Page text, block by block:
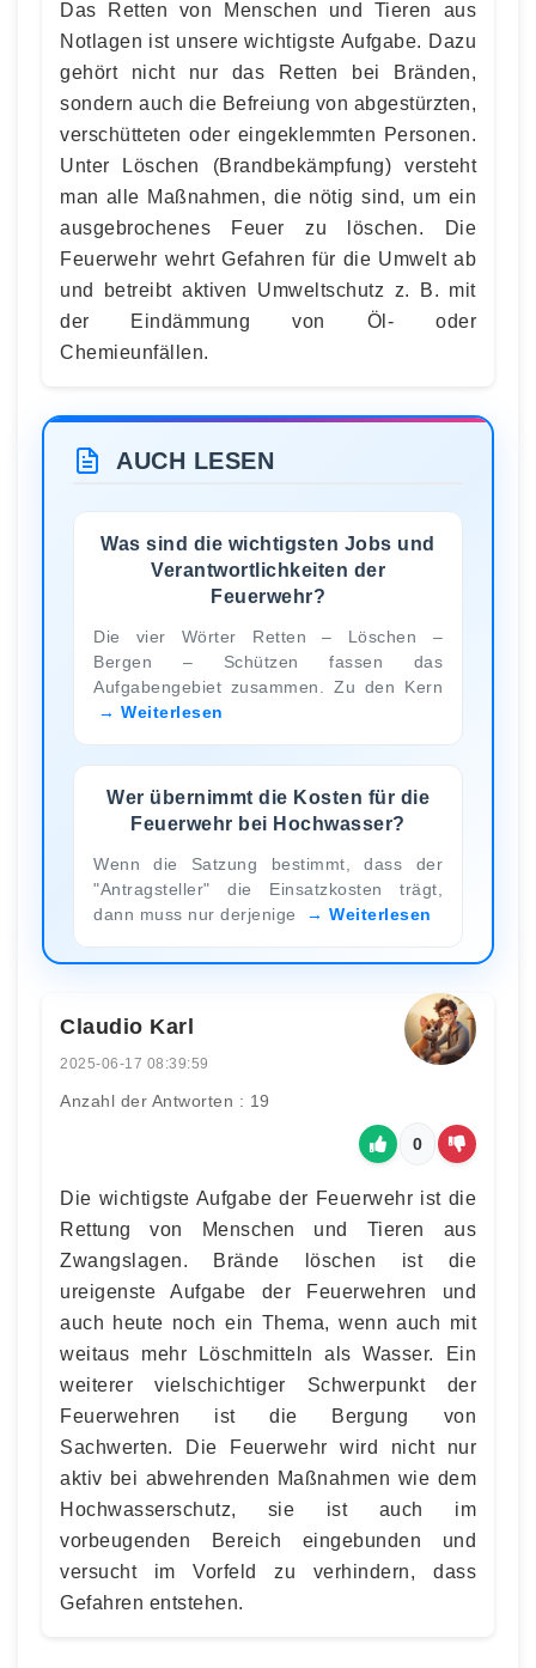
Das Retten von Menschen und Tieren aus
Notlagen ist unsere wichtigste Aufgabe. Dazu
gehört nicht nur das Retten bei Bränden,
sondern auch die Befreiung von abgestürzten,
verschütteten oder eingeklemmten Personen.
Unter Löschen (Brandbekämpfung) versteht
man alle Maßnahmen, die nötig sind, um ein
ausgebrochenes Feuer zu löschen. Die
Feuerwehr wehrt Gefahren für die Umwelt ab
und betreibt aktiven Umweltschutz z. B. mit
der Eindämmung von Öl- oder
Chemieunfällen.
AUCH LESEN
Was sind die wichtigsten Jobs und
Verantwortlichkeiten der
Feuerwehr?
Die vier Wörter Retten – Löschen –
Bergen – Schützen fassen das
Aufgabengebiet zusammen. Zu den Kern
Weiterlesen
Wer übernimmt die Kosten für die
Feuerwehr bei Hochwasser?
Wenn die Satzung bestimmt, dass der
"Antragsteller" die Einsatzkosten trägt,
dann muss nur derjenige
Weiterlesen
Claudio Karl
2025-06-17 08:39:59
Anzahl der Antworten : 19
0
Die wichtigste Aufgabe der Feuerwehr ist die
Rettung von Menschen und Tieren aus
Zwangslagen. Brände löschen ist die
ureigenste Aufgabe der Feuerwehren und
auch heute noch ein Thema, wenn auch mit
weitaus mehr Löschmitteln als Wasser. Ein
weiterer vielschichtiger Schwerpunkt der
Feuerwehren ist die Bergung von
Sachwerten. Die Feuerwehr wird nicht nur
aktiv bei abwehrenden Maßnahmen wie dem
Hochwasserschutz, sie ist auch im
vorbeugenden Bereich eingebunden und
versucht im Vorfeld zu verhindern, dass
Gefahren entstehen.